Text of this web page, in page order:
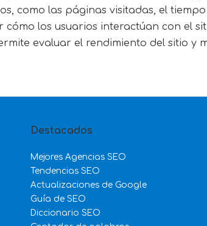
como las páginas visitadas, el
los usuarios interactúan con el
evaluar el rendimiento del sitio y
Destacados
Mejores Agencias SEO
Tendencias SEO
Actualizaciones de Google
Guía de SEO
Diccionario SEO